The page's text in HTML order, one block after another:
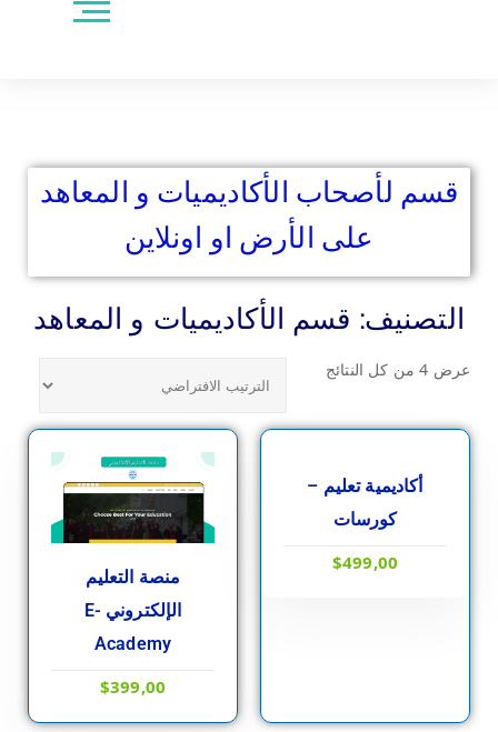
قسم لأصحاب الأكاديميات و المعاهد
على الأرض او اونلاين
التصنيف: قسم الأكاديميات و المعاهد
عرض ⁦4⁩ من كل النتائج
شراء أحد الخيارات
أكاديمية تعليم –
كورسات
$499,00
شراء أحد الخيارات
منصة التعليم
الإلكتروني E-
Academy
$399,00